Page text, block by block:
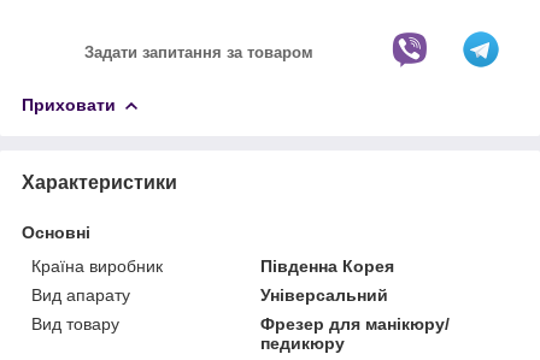
Задати запитання за товаром
Приховати
Характеристики
Основні
Країна виробник
Південна Корея
Вид апарату
Універсальний
Вид товару
Фрезер для манікюру/
педикюру